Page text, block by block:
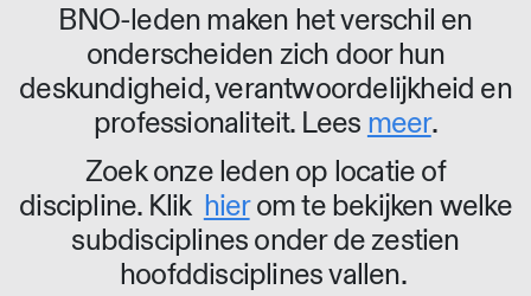
BNO-leden maken het verschil en
onderscheiden zich door hun
deskundigheid, verantwoordelijkheid en
professionaliteit. Lees meer.
Zoek onze leden op locatie of
discipline. Klik hierom te bekijken welke
subdisciplines onder de zestien
hoofddisciplines vallen.